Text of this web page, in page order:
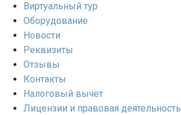
Виртуальный тур
Оборудование
Новости
Реквизиты
Отзывы
Контакты
Налоговый вычет
Лицензии и правовая деятельность